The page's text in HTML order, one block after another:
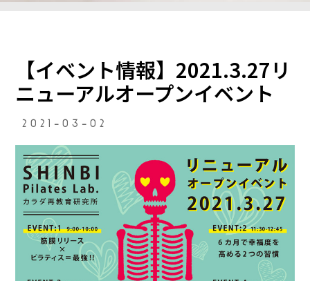
【イベント情報】2021.3.27リ
ニューアルオープンイベント
2021-03-02